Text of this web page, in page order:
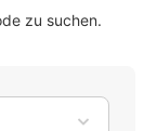
zu suchen.